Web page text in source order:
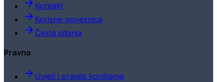
Kontakt
Korisne poveznice
Česta pitanja
Pravno
Uvjeti i pravila korištenja